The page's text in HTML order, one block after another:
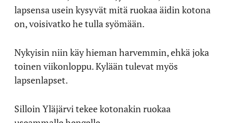
lapsensa usein kysyvät mitä ruokaa äidin kotona
on, voisivatko he tulla syömään.
Nykyisin niin käy hieman harvemmin, ehkä joka
toinen viikonloppu. Kylään tulevat myös
lapsenlapset.
Silloin Yläjärvi tekee kotonakin ruokaa